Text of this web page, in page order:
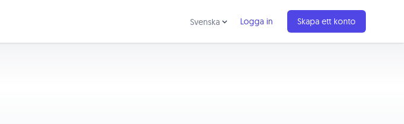
Svenska Logga in Skapa ett konto